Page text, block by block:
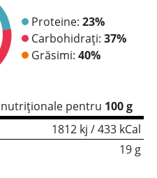
Proteine: 23%
Carbohidrați: 37%
Grăsimi: 40%
pentru 100 g
1812 kj / 433 kCal
19 g